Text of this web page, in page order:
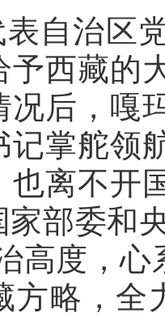
自治区
予西藏的
况后，嘎
记掌舵领
也离不开
部委和
高度，
方略，全